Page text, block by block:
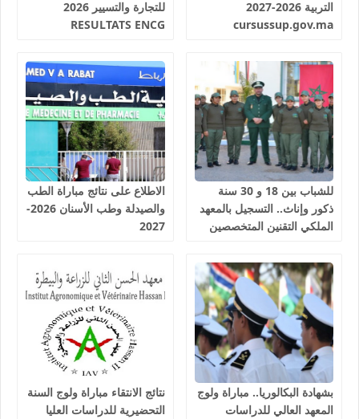
التربية 2026-2027
cursussup.gov.ma
للتجارة والتسيير 2026
RESULTATS ENCG
للشباب بين 18 و 30 سنة
ذكور وإناث.. التسجيل بالمعهد
الملكي التقنين المتخصصين
2027
الاطلاع على نتائج مباراة الطب
والصيدلة وطب الأسنان 2026-
2027
بشهادة البكالوريا.. مباراة ولوج
المعهد العالي للدراسات
نتائج الانتقاء مباراة ولوج السنة
التحضيرية للدراسات العليا